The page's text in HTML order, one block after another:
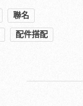
聯名
配件搭配